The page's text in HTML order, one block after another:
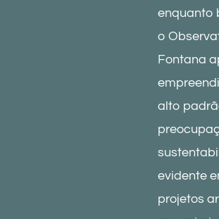
enquanto
o
Fontana
alto
evidente
projetos